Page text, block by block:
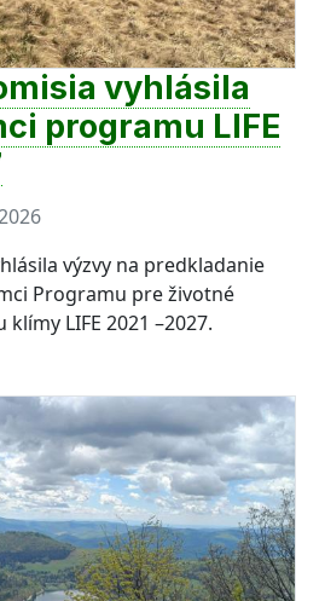
vyhlásila
programu LIFE
výzvy na predkladanie
Programu pre životné
LIFE 2021 –2027.